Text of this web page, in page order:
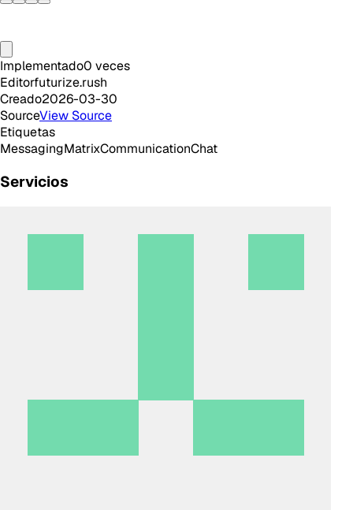
Implementado0 veces
Editorfuturize.rush
Creado2026-03-30
SourceView Source
Etiquetas
MessagingMatrixCommunicationChat
Servicios